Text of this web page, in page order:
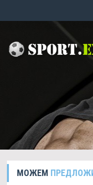
МОЖЕМ